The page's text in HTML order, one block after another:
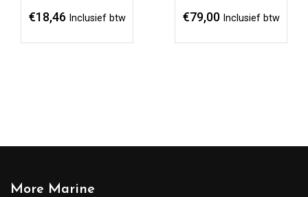
€18,46 Inclusief btw €79,00 Inclusief btw
More Marine